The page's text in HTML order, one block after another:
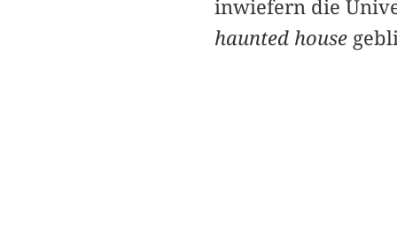
inwiefern die
haunted house